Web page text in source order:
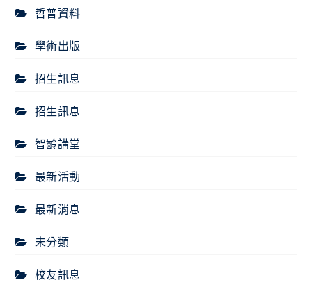
哲普資料
學術出版
招生訊息
招生訊息
智齡講堂
最新活動
最新消息
未分類
校友訊息